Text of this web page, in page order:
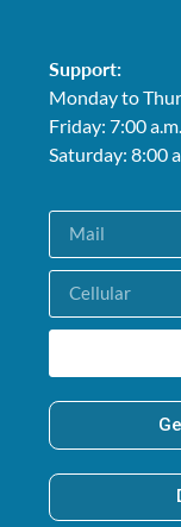
Support:
Monday to
Friday: 7:00
Saturday: 8:00